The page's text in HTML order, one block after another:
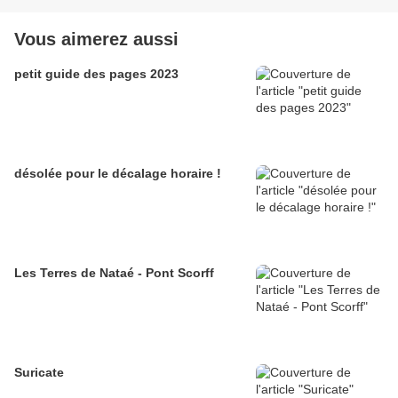
Vous aimerez aussi
petit guide des pages 2023
désolée pour le décalage horaire !
Les Terres de Nataé - Pont Scorff
Suricate